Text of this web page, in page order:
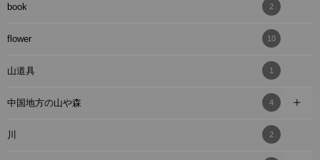
book 2
flower 10
山道具 1
中国地方の山や森 4
川 2